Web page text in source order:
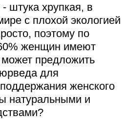
- штука хрупкая, в
с плохой экологией
поэтому по
женщин имеют
предложить
для
женского
натуральными и